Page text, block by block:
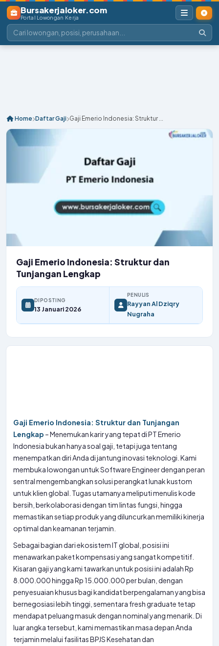
Bursakerjaloker.com
Portal Lowongan Kerja
Home Daftar Gaji Gaji Emerio Indonesia: Struktur ...
Gaji Emerio Indonesia: Struktur dan
Tunjangan Lengkap
DIPOSTING
13 Januari 2026
PENULIS
Rayyan Al Dziqry
Nugraha
Gaji Emerio Indonesia: Struktur dan Tunjangan
Lengkap – Menemukan karir yang tepat di PT Emerio
Indonesia bukan hanya soal gaji, tetapi juga tentang
menempatkan diri Anda di jantung inovasi teknologi. Kami
membuka lowongan untuk Software Engineer dengan peran
sentral mengembangkan solusi perangkat lunak kustom
untuk klien global. Tugas utamanya meliputi menulis kode
bersih, berkolaborasi dengan tim lintas fungsi, hingga
memastikan setiap produk yang diluncurkan memiliki kinerja
optimal dan keamanan terjamin.
Sebagai bagian dari ekosistem IT global, posisi ini
menawarkan paket kompensasi yang sangat kompetitif.
Kisaran gaji yang kami tawarkan untuk posisi ini adalah Rp
8.000.000 hingga Rp 15.000.000 per bulan, dengan
penyesuaian khusus bagi kandidat berpengalaman yang bisa
bernegosiasi lebih tinggi, sementara fresh graduate tetap
mendapat peluang masuk dengan nominal yang menarik. Di
luar angka tersebut, kami memastikan masa depan Anda
terjamin melalui fasilitas BPJS Kesehatan dan